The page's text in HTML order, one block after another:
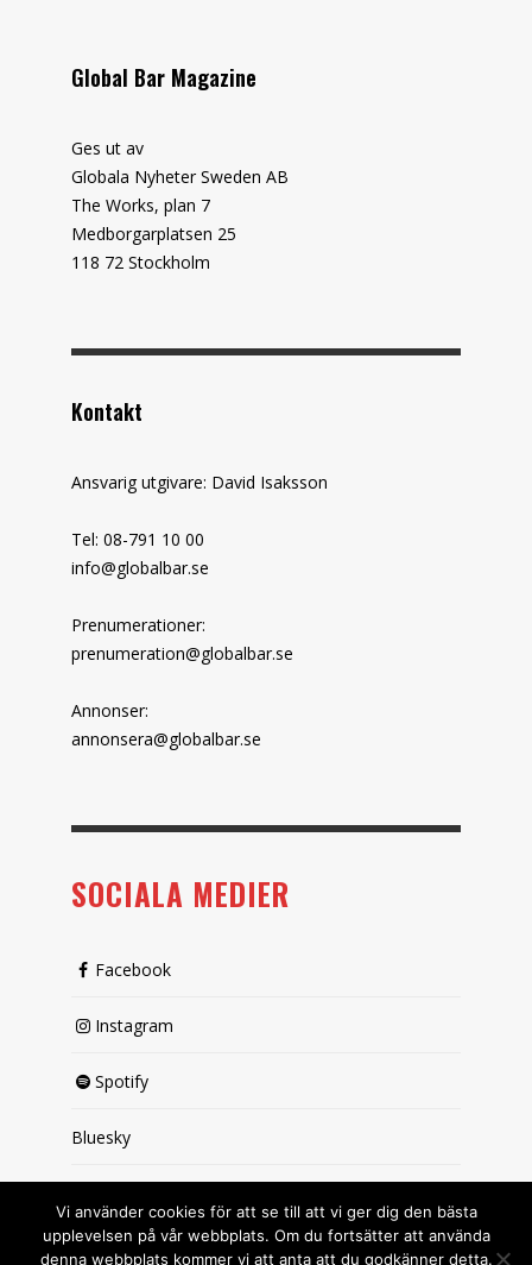
Global Bar Magazine
Ges ut av
Globala Nyheter Sweden AB
The Works, plan 7
Medborgarplatsen 25
118 72 Stockholm
Kontakt
Ansvarig utgivare: David Isaksson
Tel: 08-791 10 00
info@globalbar.se
Prenumerationer:
prenumeration@globalbar.se
Annonser:
annonsera@globalbar.se
SOCIALA MEDIER
Facebook
Instagram
Spotify
Bluesky
Vi använder cookies för att se till att vi ger dig den bästa
upplevelsen på vår webbplats. Om du fortsätter att använda
denna webbplats kommer vi att anta att du godkänner detta.